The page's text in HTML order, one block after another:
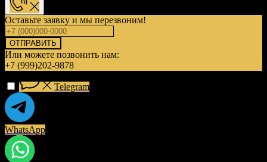
Оставьте заявку и мы перезвоним!
ОТПРАВИТЬ
Или можете позвонить нам:
+7 (999)202-9878
Telegram
WhatsApp